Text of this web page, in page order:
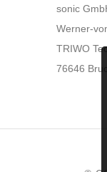
sonic
Werner-
TRIWO
76646